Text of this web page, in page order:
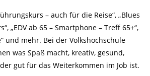
– auch für die Reise“, „Blues
„EDV ab 65 – Smartphone – Treff 65+“,
und mehr. Bei der Volkshochschule
was Spaß macht, kreativ, gesund,
gut für das Weiterkommen im Job ist.